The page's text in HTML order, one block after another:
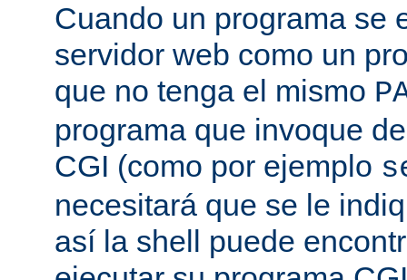
Cuando un programa se
servidor web como un
que no tenga el mismo
programa que invoque
CGI (como por ejemplo
necesitará que se le
así la shell puede